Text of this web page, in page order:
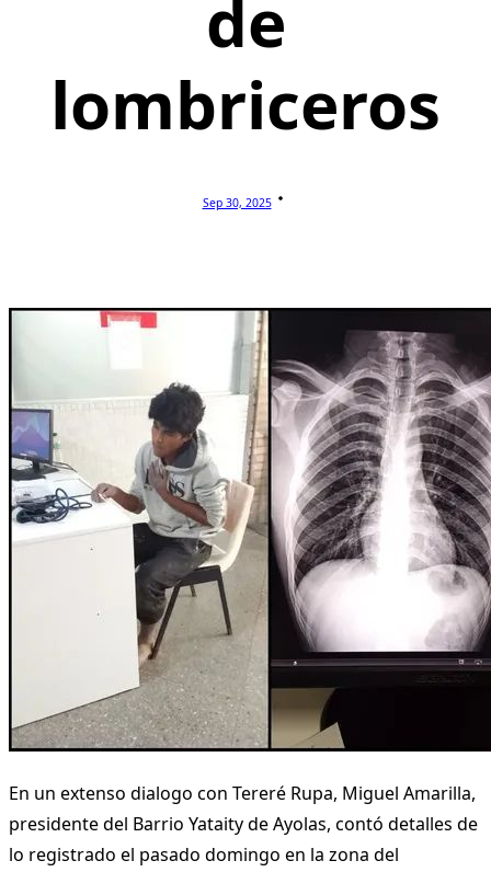
de
lombriceros
Sep 30, 2025
En un extenso dialogo con Tereré Rupa, Miguel Amarilla,
presidente del Barrio Yataity de Ayolas, contó detalles de
lo registrado el pasado domingo en la zona del